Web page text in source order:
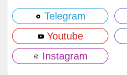
Telegram
Youtube
Instagram